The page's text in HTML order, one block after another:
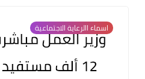
اسماء االرعاية الاجتماعية